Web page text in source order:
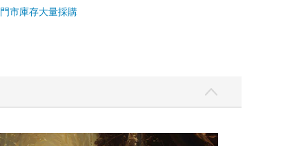
門市庫存大量採購